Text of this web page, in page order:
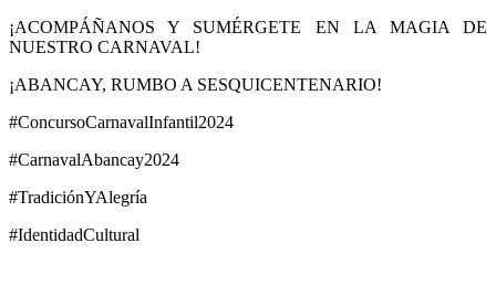
¡ACOMPÁÑANOS Y SUMÉRGETE EN LA MAGIA DE
NUESTRO CARNAVAL!
¡ABANCAY, RUMBO A SESQUICENTENARIO!
#ConcursoCarnavalInfantil2024
#CarnavalAbancay2024
#TradiciónYAlegría
#IdentidadCultural